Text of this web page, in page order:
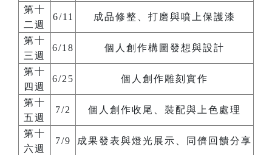
第十
二週
6/11 成品修整、打磨與噴上保護漆
第十
三週
6/18 個人創作構圖發想與設計
第十
四週
6/25 個人創作雕刻實作
第十
五週
7/2 個人創作收尾、裝配與上色處理
第十
六週
7/9 成果發表與燈光展示、同儕回饋分享